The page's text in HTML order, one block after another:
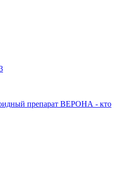
препарат ВЕРОНА - кто